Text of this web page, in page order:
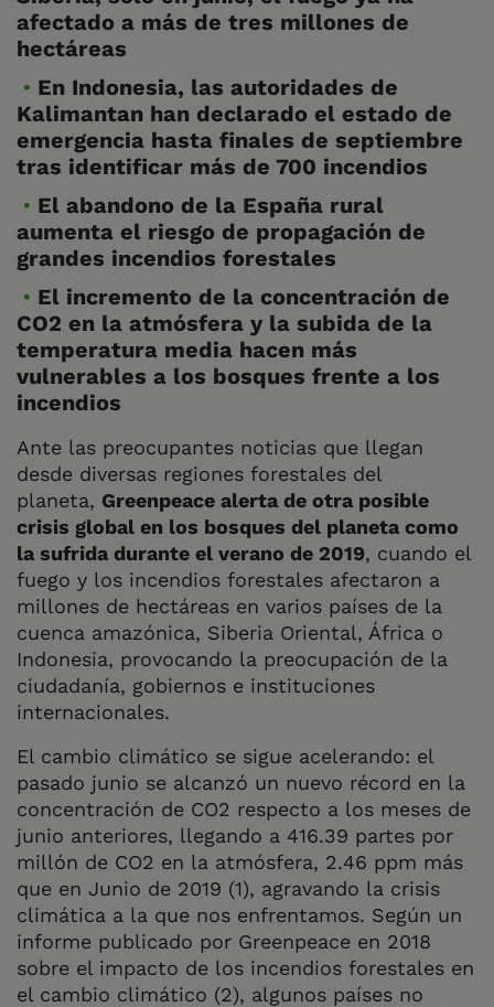
afectado a más de tres millones de
hectáreas
En Indonesia, las autoridades de
Kalimantan han declarado el estado de
emergencia hasta finales de septiembre
tras identificar más de 700 incendios
El abandono de la España rural
aumenta el riesgo de propagación de
grandes incendios forestales
El incremento de la concentración de
CO2 en la atmósfera y la subida de la
temperatura media hacen más
vulnerables a los bosques frente a los
incendios
Ante las preocupantes noticias que llegan
desde diversas regiones forestales del
planeta, Greenpeace alerta de otra posible
crisis global en los bosques del planeta como
la sufrida durante el verano de 2019, cuando el
fuego y los incendios forestales afectaron a
millones de hectáreas en varios países de la
cuenca amazónica, Siberia Oriental, África o
Indonesia, provocando la preocupación de la
ciudadanía, gobiernos e instituciones
internacionales.
El cambio climático se sigue acelerando: el
pasado junio se alcanzó un nuevo récord en la
concentración de CO2 respecto a los meses de
junio anteriores, llegando a 416.39 partes por
millón de CO2 en la atmósfera, 2.46 ppm más
que en Junio de 2019 (1), agravando la crisis
climática a la que nos enfrentamos. Según un
informe publicado por Greenpeace en 2018
sobre el impacto de los incendios forestales en
el cambio climático (2), algunos países no